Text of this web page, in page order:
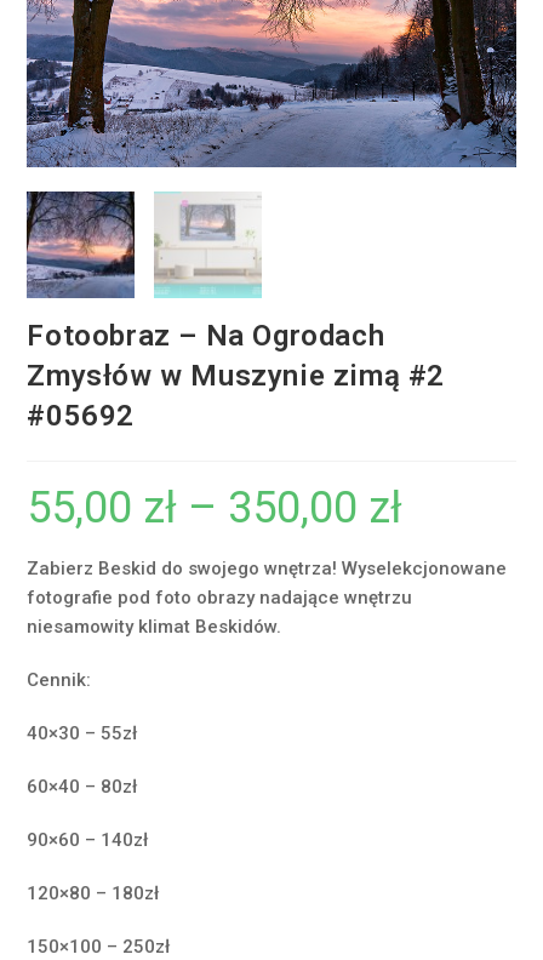
Fotoobraz – Na Ogrodach
Zmysłów w Muszynie zimą #2
#05692
55,00 zł – 350,00 złcen:
do
350,00 zł
Zabierz Beskid do swojego wnętrza! Wyselekcjonowane
fotografie pod foto obrazy nadające wnętrzu
niesamowity klimat Beskidów.
Cennik:
40×30 – 55zł
60×40 – 80zł
90×60 – 140zł
120×80 – 180zł
150×100 – 250zł